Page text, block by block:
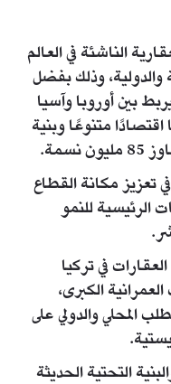
الناشئة في العالم
والدولية، وذلك بفضل
بين أوروبا وآسيا
متنوعًا وبنية
مكانة القطاع
الرئيسية للنمو
في تركيا
الكبرى،
المحلي والدولي على
التحتية الحديثة